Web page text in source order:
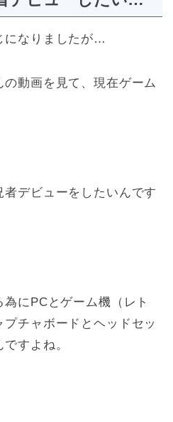
になりましたが…
動画を見て、現在ゲーム
デビューをしたいんです
にPCとゲーム機（レト
チャボードとヘッドセッ
すよね。